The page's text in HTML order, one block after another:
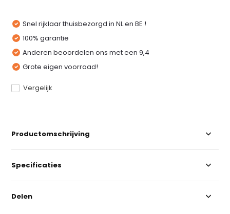
Snel rijklaar thuisbezorgd in NL en BE !
100% garantie
Anderen beoordelen ons met een 9,4
Grote eigen voorraad!
Vergelijk
Productomschrijving
Specificaties
Delen